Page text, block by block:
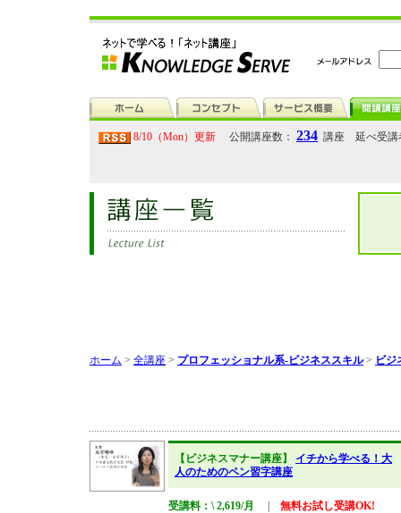
8/10（Mon）更新 公開講座数： 234 講座 延べ受講
ホーム > 全講座 > プロフェッショナル系-ビジネススキル> ビジ
【ビジネスマナー講座】 イチから学べる！大
人のためのペン習字講座
受講料：\ 2,619/月
無料お試し受講OK!